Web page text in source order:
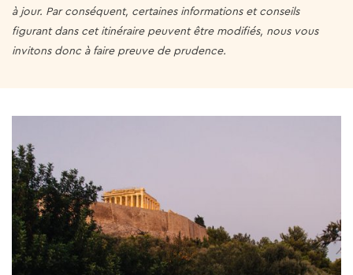
à jour. Par conséquent, certaines informations et conseils
figurant dans cet itinéraire peuvent être modifiés, nous vous
invitons donc à faire preuve de prudence.